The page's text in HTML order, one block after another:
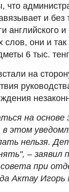
что
и без
английского и
слов, они и
6 тыс.
на
на основе
в этом
нельзя.
– заявил
при
Актау